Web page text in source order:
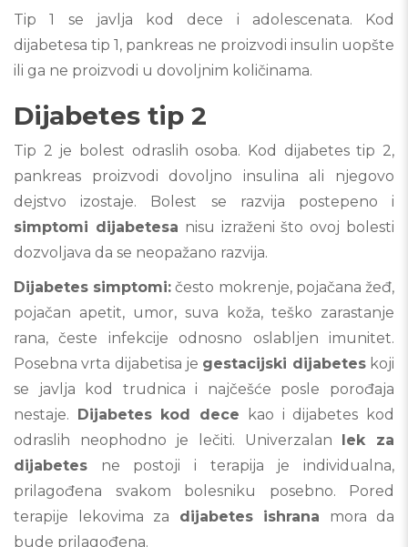
Tip 1 se javlja kod dece i adolescenata. Kod
dijabetesa tip 1, pankreas ne proizvodi insulin uopšte
ili ga ne proizvodi u dovoljnim količinama.
Dijabetes tip 2
Tip 2 je bolest odraslih osoba. Kod dijabetes tip 2,
pankreas proizvodi dovoljno insulina ali njegovo
dejstvo izostaje. Bolest se razvija postepeno i
simptomi dijabetesa nisu izraženi što ovoj bolesti
dozvoljava da se neopažano razvija.
Dijabetes simptomi: često mokrenje, pojačana žeđ,
pojačan apetit, umor, suva koža, teško zarastanje
rana, česte infekcije odnosno oslabljen imunitet.
Posebna vrta dijabetisa je gestacijski dijabeteskoji
se javlja kod trudnica i najčešće posle porođaja
nestaje. Dijabetes kod dece kao i dijabetes kod
odraslih neophodno je lečiti. Univerzalan lek za
dijabetes ne postoji i terapija je individualna,
prilagođena svakom bolesniku posebno. Pored
terapije lekovima za dijabetes ishrana mora da
bude prilagođena.